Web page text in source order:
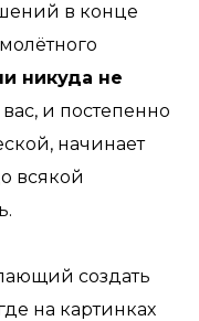
в конце
никуда не
и постепенно
начинает
всякой
⠀
создать
на картинках